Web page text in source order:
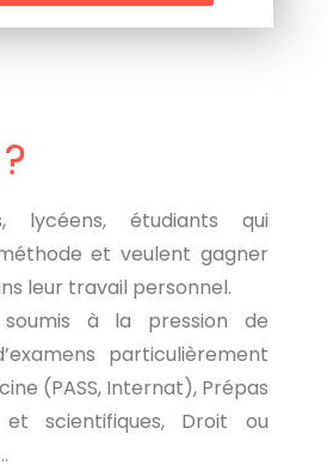
lycéens, étudiants qui
et veulent gagner
leur travail personnel.
soumis à la pression de
particulièrement
(PASS, Internat), Prépas
et scientifiques, Droit ou